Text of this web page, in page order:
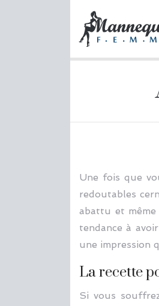
Une fois que
redoutables
abattu et même
tendance à
une impression
La recette
Si vous